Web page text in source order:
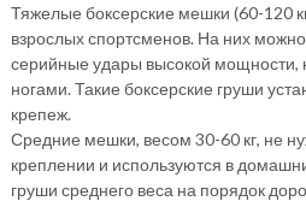
Тяжелые боксерские мешки (60-120
взрослых спортсменов. На них
серийные удары высокой мощности,
ногами. Такие боксерские груши
крепеж.
Средние мешки, весом 30-60 кг, не
креплении и используются в
груши среднего веса на порядок